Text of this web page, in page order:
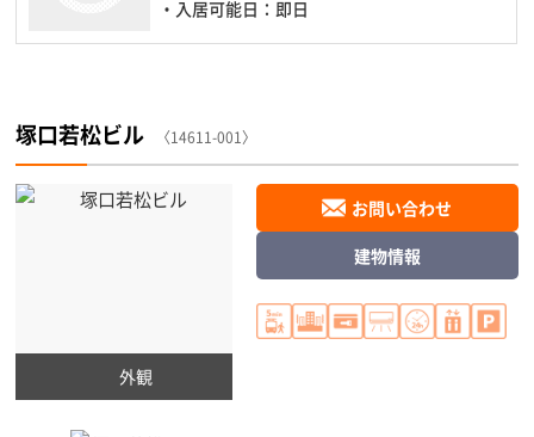
・入居可能日：即日
塚口若松ビル 〈14611-001〉
外観
お問い合わせ
建物情報